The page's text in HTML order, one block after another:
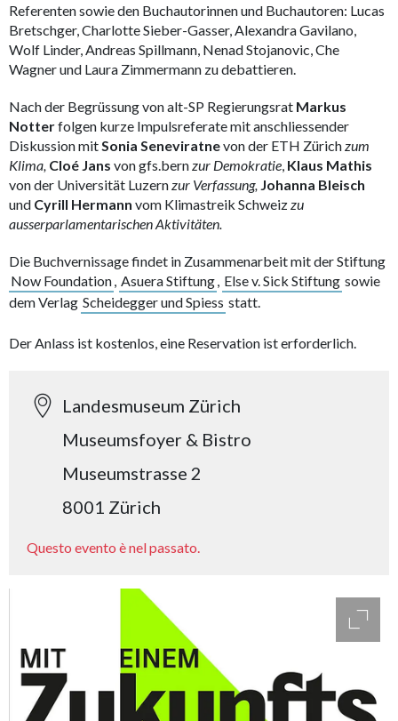
Referenten sowie den Buchautorinnen und Buchautoren: Lucas
Bretschger, Charlotte Sieber-Gasser, Alexandra Gavilano,
Wolf Linder, Andreas Spillmann, Nenad Stojanovic, Che
Wagner und Laura Zimmermann zu debattieren.
Nach der Begrüssung von alt-SP Regierungsrat Markus
Notterfolgen kurze Impulsreferate mit anschliessender
Diskussion mitSonia Seneviratnevon der ETH Zürichzum
Klima, Cloé Jans von gfs.bernzur Demokratie, Klaus Mathis
von der Universität Luzernzur Verfassung, Johanna Bleisch
und Cyrill Hermann vom Klimastreik Schweizzu
ausserparlamentarischen Aktivitäten.
Die Buchvernissage findet in Zusammenarbeit mit der Stiftung
Now Foundation, Asuera Stiftung, Else v. Sick Stiftung sowie
dem Verlag Scheidegger und Spiess statt.
Der Anlass ist kostenlos, eine Reservation ist erforderlich.
Landesmuseum Zürich
Museumsfoyer & Bistro
Museumstrasse 2
8001 Zürich
Questo evento è nel passato.